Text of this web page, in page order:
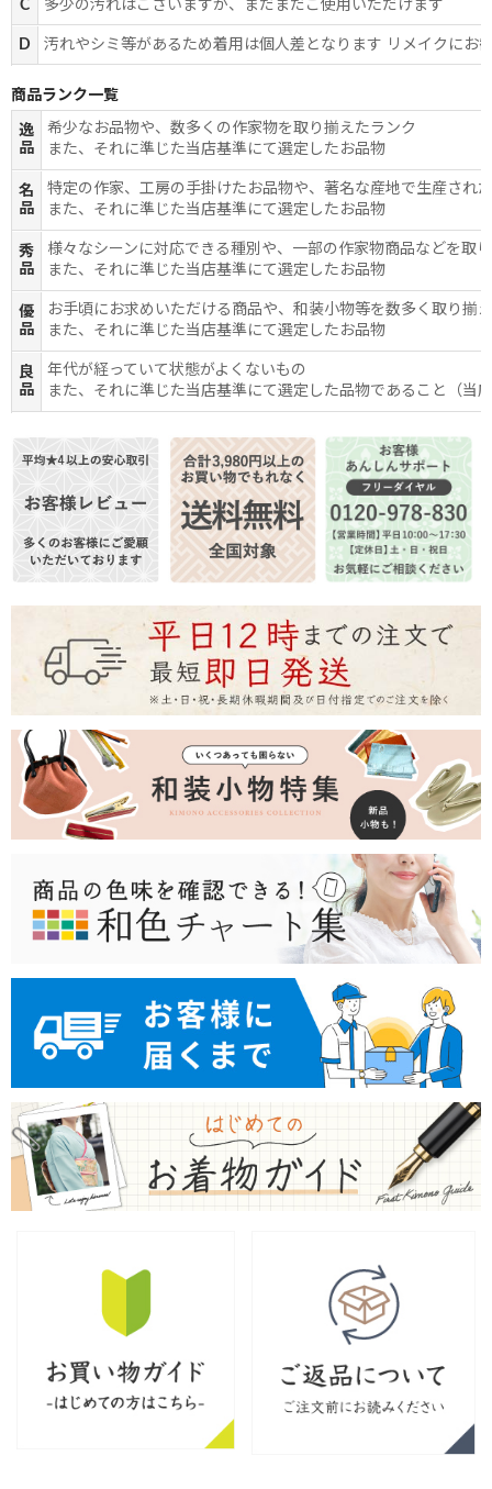
C 多少の汚れはございますが、まだまだご使用いただけます
D 汚れやシミ等があるため着用は個人差となります リメイクにお
商品ランク一覧
逸
品
希少なお品物や、数多くの作家物を取り揃えたランク
また、それに準じた当店基準にて選定したお品物
名
品
特定の作家、工房の手掛けたお品物や、著名な産地で生産され
また、それに準じた当店基準にて選定したお品物
秀
品
様々なシーンに対応できる種別や、一部の作家物商品などを取
また、それに準じた当店基準にて選定したお品物
優
品
お手頃にお求めいただける商品や、和装小物等を数多く取り揃
また、それに準じた当店基準にて選定したお品物
良
品
年代が経っていて状態がよくないもの
また、それに準じた当店基準にて選定した品物であること（当